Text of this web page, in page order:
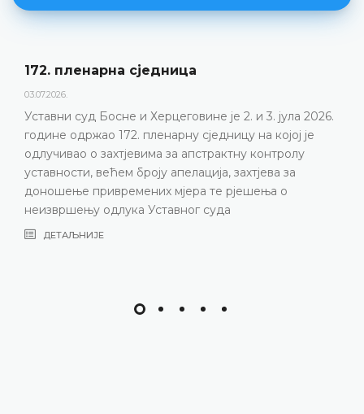
172. пленарна сједницa
03.07.2026.
Уставни суд Босне и Херцеговине је 2. и 3. јула 2026.
године одржао 172. пленарну сједницу на којој је
одлучивао о захтјевима за апстрактну контролу
уставности, већем броју апелација, захтјева за
доношење привремених мјера те рјешења о
неизвршењу одлука Уставног суда
ДЕТАЉНИЈЕ